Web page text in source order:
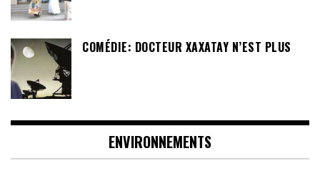
COMÉDIE: DOCTEUR XAXATAY N’EST PLUS
ENVIRONNEMENTS